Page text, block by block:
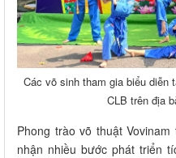
Các võ sinh tham gia biểu diễn
CLB trên địa
Phong trào võ thuật
nhận nhiều bước phát triển